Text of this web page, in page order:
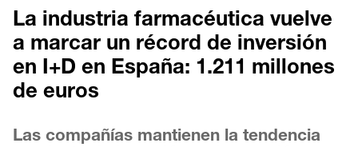
La industria farmacéutica vuelve
a marcar un récord de inversión
en I+D en España: 1.211 millones
de euros
Las compañías mantienen la tendencia